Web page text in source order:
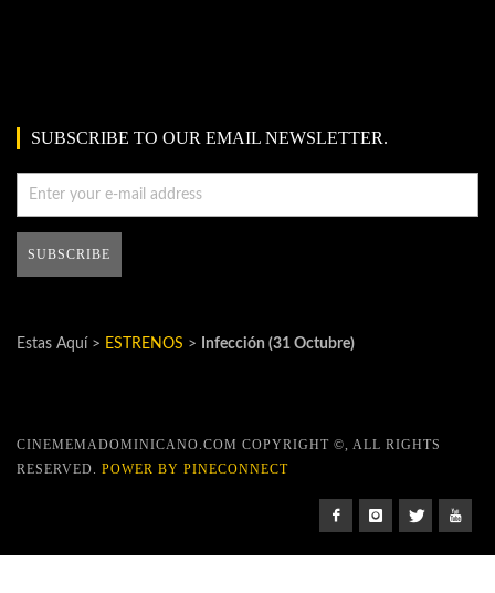
SUBSCRIBE TO OUR EMAIL NEWSLETTER.
Estas Aquí > ESTRENOS > Infección (31 Octubre)
CINEMEMADOMINICANO.COM COPYRIGHT ©, ALL RIGHTS
RESERVED. POWER BY PINECONNECT